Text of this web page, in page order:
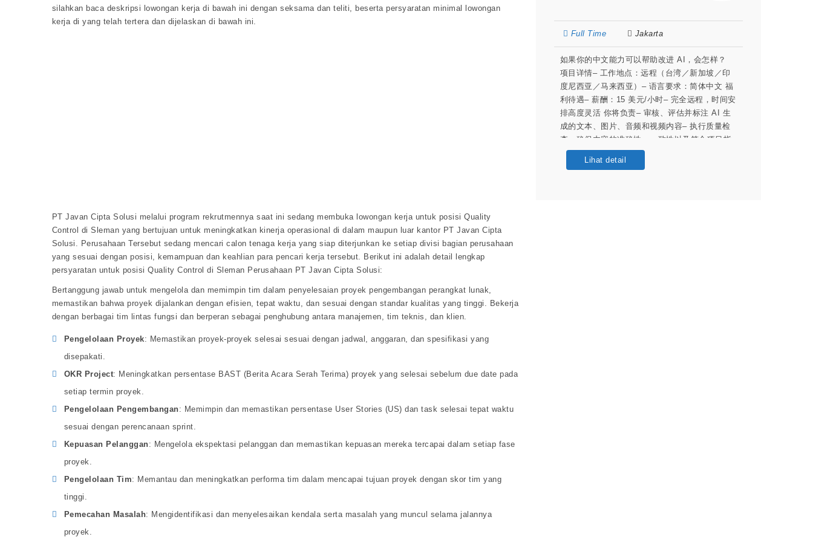
silahkan baca deskripsi lowongan kerja di bawah ini dengan seksama dan teliti, beserta persyaratan minimal lowongan
kerja di yang telah tertera dan dijelaskan di bawah ini.
PT Javan Cipta Solusi melalui program rekrutmennya saat ini sedang membuka lowongan kerja untuk posisi Quality
Control di Sleman yang bertujuan untuk meningkatkan kinerja operasional di dalam maupun luar kantor PT Javan Cipta
Solusi. Perusahaan Tersebut sedang mencari calon tenaga kerja yang siap diterjunkan ke setiap divisi bagian perusahaan
yang sesuai dengan posisi, kemampuan dan keahlian para pencari kerja tersebut. Berikut ini adalah detail lengkap
persyaratan untuk posisi Quality Control di Sleman Perusahaan PT Javan Cipta Solusi:
Bertanggung jawab untuk mengelola dan memimpin tim dalam penyelesaian proyek pengembangan perangkat lunak,
memastikan bahwa proyek dijalankan dengan efisien, tepat waktu, dan sesuai dengan standar kualitas yang tinggi. Bekerja
dengan berbagai tim lintas fungsi dan berperan sebagai penghubung antara manajemen, tim teknis, dan klien.
Pengelolaan Proyek: Memastikan proyek-proyek selesai sesuai dengan jadwal, anggaran, dan spesifikasi yang
disepakati.
OKR Project: Meningkatkan persentase BAST (Berita Acara Serah Terima) proyek yang selesai sebelum due date pada
setiap termin proyek.
Pengelolaan Pengembangan: Memimpin dan memastikan persentase User Stories (US) dan task selesai tepat waktu
sesuai dengan perencanaan sprint.
Kepuasan Pelanggan: Mengelola ekspektasi pelanggan dan memastikan kepuasan mereka tercapai dalam setiap fase
proyek.
Pengelolaan Tim: Memantau dan meningkatkan performa tim dalam mencapai tujuan proyek dengan skor tim yang
tinggi.
Pemecahan Masalah: Mengidentifikasi dan menyelesaikan kendala serta masalah yang muncul selama jalannya
proyek.
Full Time Jakarta
如果你的中文能力可以帮助改进 AI，会怎样？
项目详情– 工作地点：远程（台湾／新加坡／印
度尼西亚／马来西亚）– 语言要求：简体中文 福
利待遇– 薪酬：15 美元/小时– 完全远程，时间安
排高度灵活 你将负责– 审核、评估并标注 AI 生
成的文本、图片、音频和视频内容– 执行质量检
查，确保内容的准确性、一致性以及符合项目指
南– 识别边缘案例与不一致之处，发现改进机会–
Lihat detail